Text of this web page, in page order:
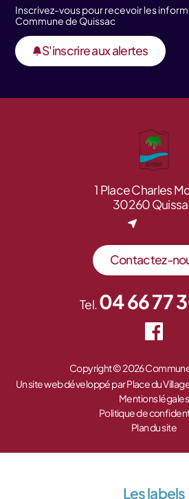
Inscrivez-vous pour recevoir les
Commune de Quissac
S'inscrire aux alertes
1 Place Charles
30260
Contactez-
Tel.04 66 77
Copyright © 2026
Un site web développé par Place du
Mentions légales
Politique de
Plan du site
Les labels